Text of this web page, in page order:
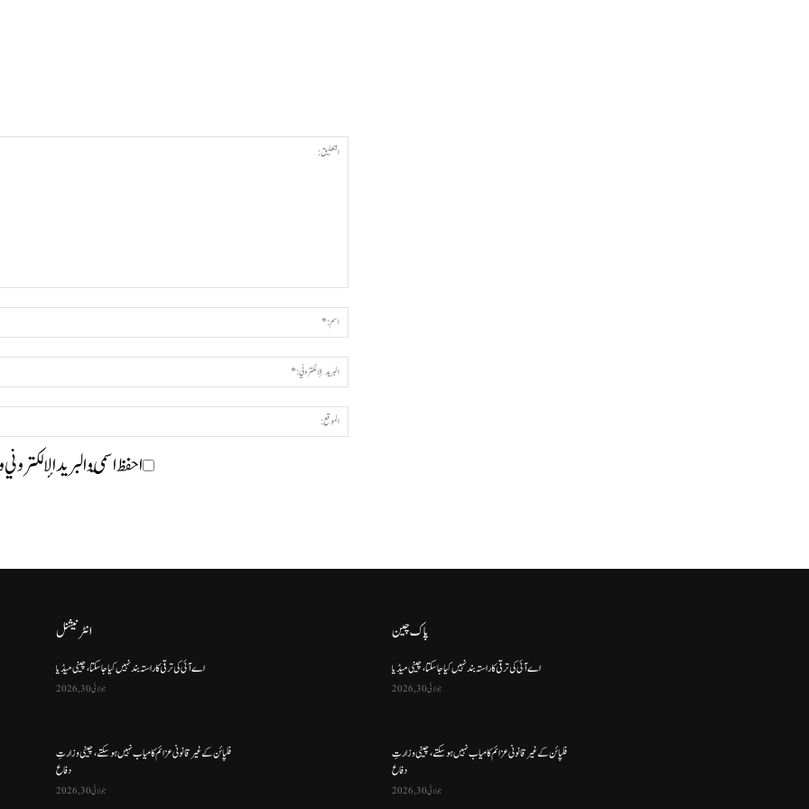
احفظ اسمي والبريد
انٹرنیشنل
اے آئی کی ترقی کا راستہ بند نہیں کیا جا سکتا، چینی میڈیا
جولائی 30, 2026
فلپائن کے غیر قانونی عزائم کامیاب نہیں ہو سکتے ، چینی وزارتِ
دفاع
جولائی 30, 2026
پاک چین
اے آئی کی ترقی کا راستہ بند نہیں کیا جا سکتا، چینی میڈیا
جولائی 30, 2026
فلپائن کے غیر قانونی عزائم کامیاب نہیں ہو سکتے ، چینی وزارتِ
دفاع
جولائی 30, 2026